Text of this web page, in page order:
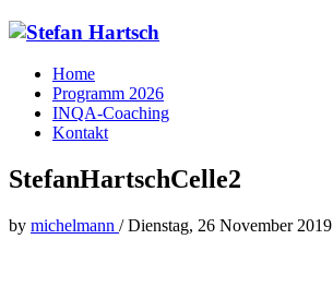
Home
Programm 2026
INQA-Coaching
Kontakt
StefanHartschCelle2
by michelmann /Dienstag, 26 November 2019